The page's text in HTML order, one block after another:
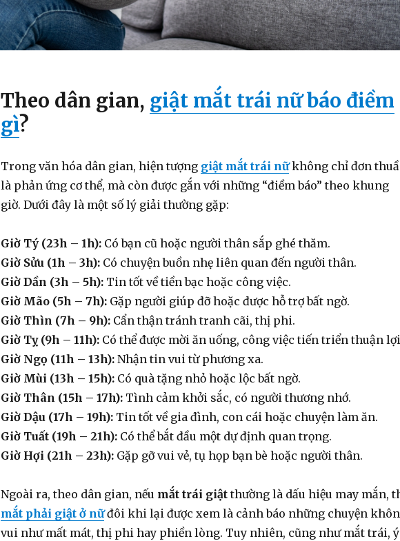
Theo dân gian, giật mắt trái nữ báo điềm
gì?
Trong văn hóa dân gian, hiện tượng giật mắt trái nữkhông chỉ đơn
là phản ứng cơ thể, mà còn được gắn với những “điềm báo” theo khung
giờ. Dưới đây là một số lý giải thường gặp:
Giờ Tý (23h – 1h):Có bạn cũ hoặc người thân sắp ghé thăm.
Giờ Sửu (1h – 3h):Có chuyện buồn nhẹ liên quan đến người thân.
Giờ Dần (3h – 5h):Tin tốt về tiền bạc hoặc công việc.
Giờ Mão (5h – 7h):Gặp người giúp đỡ hoặc được hỗ trợ bất ngờ.
Giờ Thìn (7h – 9h):Cẩn thận tránh tranh cãi, thị phi.
Giờ Tỵ (9h – 11h):Có thể được mời ăn uống, công việc tiến triển thuận
Giờ Ngọ (11h – 13h):Nhận tin vui từ phương xa.
Giờ Mùi (13h – 15h):Có quà tặng nhỏ hoặc lộc bất ngờ.
Giờ Thân (15h – 17h):Tình cảm khởi sắc, có người thương nhớ.
Giờ Dậu (17h – 19h):Tin tốt về gia đình, con cái hoặc chuyện làm ăn.
Giờ Tuất (19h – 21h):Có thể bắt đầu một dự định quan trọng.
Giờ Hợi (21h – 23h):Gặp gỡ vui vẻ, tụ họp bạn bè hoặc người thân.
Ngoài ra, theo dân gian, nếu mắt trái giậtthường là dấu hiệu may mắn,
mắt phải giật ở nữđôi khi lại được xem là cảnh báo những chuyện
vui như mất mát, thị phi hay phiền lòng. Tuy nhiên, cũng như mắt trái, ý